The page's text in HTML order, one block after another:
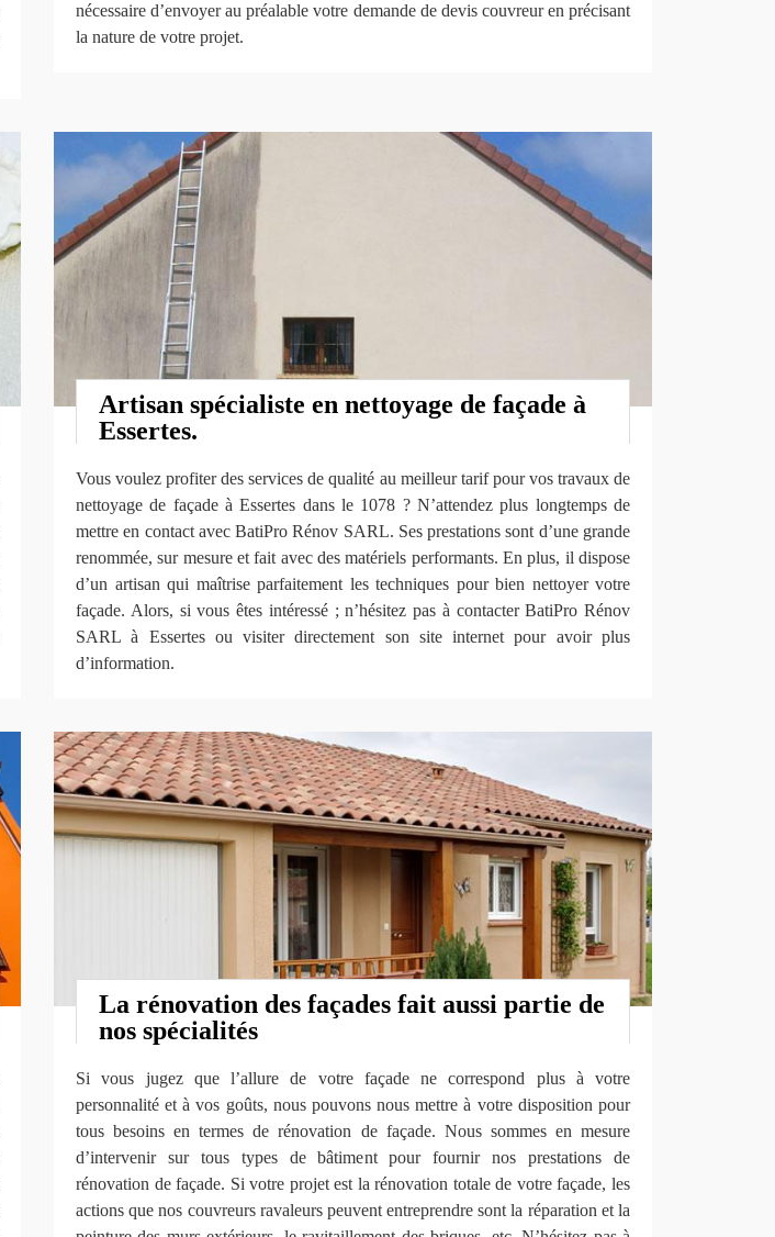
nécessaire d’envoyer au préalable votre demande de devis couvreur en précisant
la nature de votre projet.
Artisan spécialiste en nettoyage de façade à
Essertes.
Vous voulez profiter des services de qualité au meilleur tarif pour vos travaux de
nettoyage de façade à Essertes dans le 1078 ? N’attendez plus longtemps de
mettre en contact avec BatiPro Rénov SARL. Ses prestations sont d’une grande
renommée, sur mesure et fait avec des matériels performants. En plus, il dispose
d’un artisan qui maîtrise parfaitement les techniques pour bien nettoyer votre
façade. Alors, si vous êtes intéressé ; n’hésitez pas à contacter BatiPro Rénov
SARL à Essertes ou visiter directement son site internet pour avoir plus
d’information.
La rénovation des façades fait aussi partie de
nos spécialités
Si vous jugez que l’allure de votre façade ne correspond plus à votre
personnalité et à vos goûts, nous pouvons nous mettre à votre disposition pour
tous besoins en termes de rénovation de façade. Nous sommes en mesure
d’intervenir sur tous types de bâtiment pour fournir nos prestations de
rénovation de façade. Si votre projet est la rénovation totale de votre façade, les
actions que nos couvreurs ravaleurs peuvent entreprendre sont la réparation et la